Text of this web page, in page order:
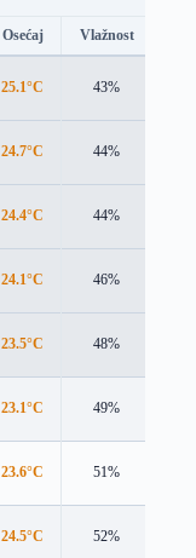
Osećaj Vlažnost
25.1°C 43%
24.7°C 44%
24.4°C 44%
24.1°C 46%
23.5°C 48%
23.1°C 49%
23.6°C 51%
24.5°C 52%